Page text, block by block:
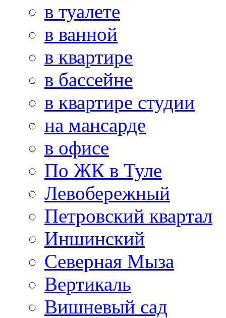
в туалете
в ванной
в квартире
в бассейне
в квартире студии
на мансарде
в офисе
По ЖК в Туле
Левобережный
Петровский квартал
Иншинский
Северная Мыза
Вертикаль
Вишневый сад